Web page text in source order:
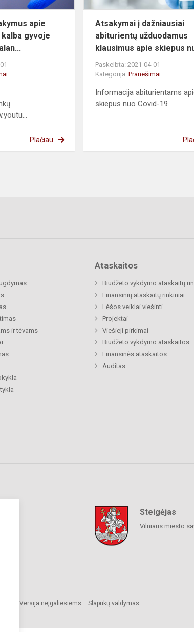
apie
gyvoje
Plačiau
Atsakymai į dažniausiai
abiturientų užduodamus
klausimus apie skiepus
Paskelbta: 2021-04-01
Kategorija:Pranešimai
Informacija abiturientams
skiepus nuo Covid-19
ir tėvams
Ataskaitos
Biudžeto vykdymo ataskaitų
Finansinių ataskaitų rinkiniai
Lėšos veiklai viešinti
Projektai
Viešieji pirkimai
Biudžeto vykdymo ataskaitos
Finansinės ataskaitos
Auditas
Steigėjas
Vilniaus miesto
Versija neįgaliesiems Slapukų valdymas